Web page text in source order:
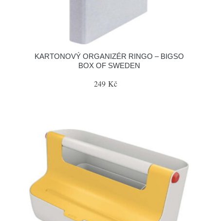
KARTONOVÝ ORGANIZÉR RINGO – BIGSO
BOX OF SWEDEN
249 Kč